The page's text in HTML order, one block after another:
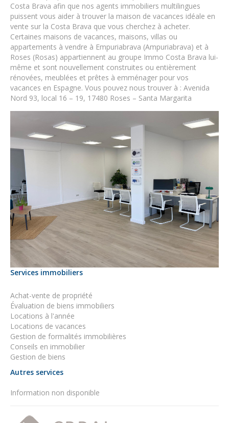
Costa Brava afin que nos agents immobiliers multilingues
puissent vous aider à trouver la maison de vacances idéale en
vente sur la Costa Brava que vous cherchez à acheter.
Certaines maisons de vacances, maisons, villas ou
appartements à vendre à Empuriabrava (Ampuriabrava) et à
Roses (Rosas) appartiennent au groupe Immo Costa Brava lui-
même et sont nouvellement construites ou entièrement
rénovées, meublées et prêtes à emménager pour vos
vacances en Espagne. Vous pouvez nous trouver à : Avenida
Nord 93, local 16 – 19, 17480 Roses – Santa Margarita
Services immobiliers
Achat-vente de propriété
Évaluation de biens immobiliers
Locations à l'année
Locations de vacances
Gestion de formalités immobilières
Conseils en immobilier
Gestion de biens
Autres services
Information non disponible